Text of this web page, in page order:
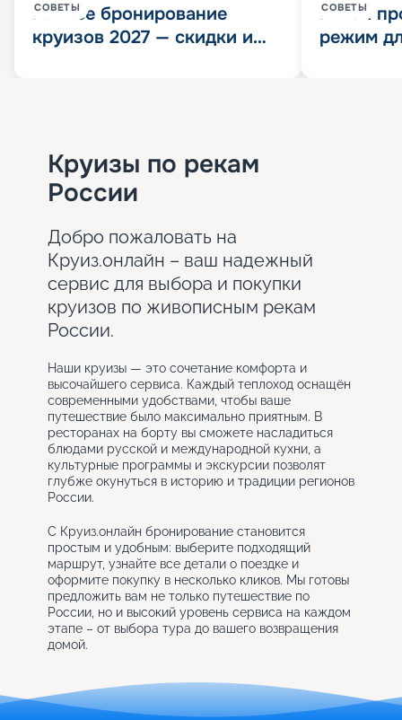
СОВЕТЫ
Раннее бронирование
круизов 2027 — скидки и
СОВЕТЫ
Китай
режим
Круизы по рекам
России
Добро пожаловать на
Круиз.онлайн – ваш надежный
сервис для выбора и покупки
круизов по живописным рекам
России.
Наши круизы — это сочетание комфорта и
высочайшего сервиса. Каждый теплоход оснащён
современными удобствами, чтобы ваше
путешествие было максимально приятным. В
ресторанах на борту вы сможете насладиться
блюдами русской и международной кухни, а
культурные программы и экскурсии позволят
глубже окунуться в историю и традиции регионов
России.
С Круиз.онлайн бронирование становится
простым и удобным: выберите подходящий
маршрут, узнайте все детали о поездке и
оформите покупку в несколько кликов. Мы готовы
предложить вам не только путешествие по
России, но и высокий уровень сервиса на каждом
этапе – от выбора тура до вашего возвращения
домой.